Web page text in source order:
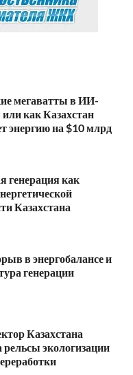
мегаватты в ИИ-
как Казахстан
энергию на $10 млрд
генерация как
Казахстана
в энергобалансе и
генерации
Казахстана
рельсы экологизации